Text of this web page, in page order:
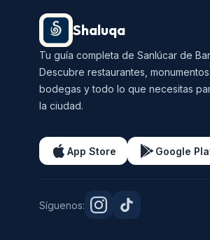
Shaluqa
Tu guía completa de Sanlúcar de
Descubre restaurantes,
bodegas y todo lo que necesitas
la ciudad.
App Store Google
Síguenos: